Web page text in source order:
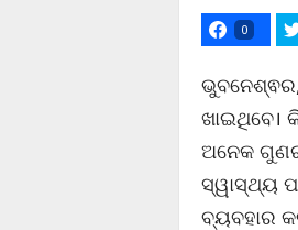
0
ଖାଇଥିବେ।
ଅନେକ
ସ୍ୱାସ୍ଥ୍ୟ
ବ୍ୟବହାର